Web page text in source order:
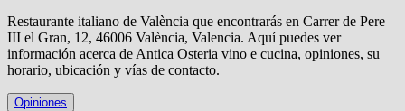
Restaurante italiano de València que encontrarás en Carrer de Pere
III el Gran, 12, 46006 València, Valencia. Aquí puedes ver
información acerca deAntica Osteria vino e cucina, opiniones, su
horario, ubicación y vías de contacto.
Opiniones